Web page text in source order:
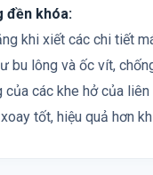
đền khóa:
khi xiết các chi tiết
bu lông và ốc vít,
các khe hở của
tốt, hiệu quả hơn